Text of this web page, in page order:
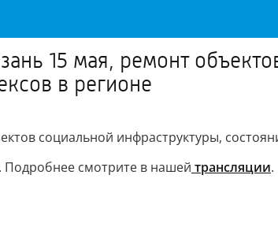
15 мая, ремонт
в регионе
социальной инфраструктуры,
Подробнее смотрите в нашей трансляции.